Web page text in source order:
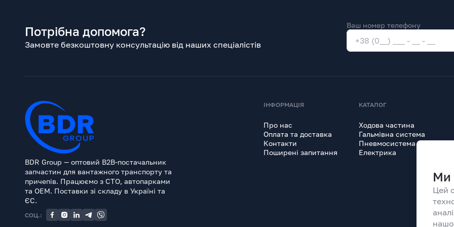
Потрібна допомога?
Замовте безкоштовну консультацію від наших спеціалістів
Ваш номер телефону
BDR Group — оптовий B2B-постачальник
запчастин для вантажного транспорту та
причепів. Працюємо з СТО, автопарками
та OEM. Поставки зі складу в Україні та
ЄС.
СОЦ.:
ІНФОРМАЦІЯ
Про нас
Оплата та доставка
Контакти
Поширені запитання
КАТАЛОГ
Ходова частина
Гальмівна система
Пневмосистема
Електрика
Ми
Цей